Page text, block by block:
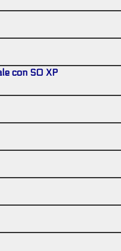
con SO XP